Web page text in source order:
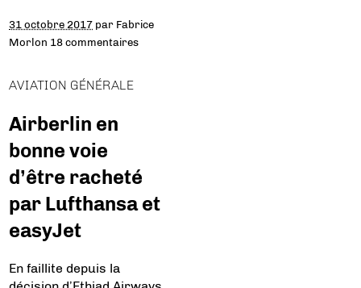
31 octobre 2017 par Fabrice
Morlon 18 commentaires
AVIATION GÉNÉRALE
Airberlin en
bonne voie
d’être racheté
par Lufthansa et
easyJet
En faillite depuis la